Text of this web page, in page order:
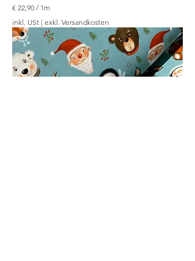
€ 22,90 / 1m
€
2
,
9
0
inkl. USt | exkl. Versandkosten